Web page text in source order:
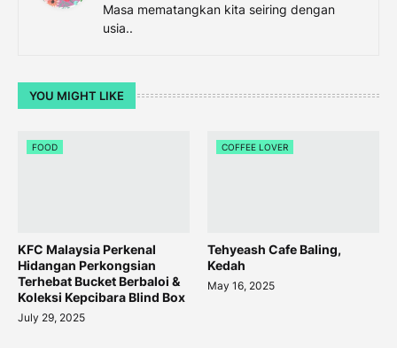
Masa mematangkan kita seiring dengan
usia..
YOU MIGHT LIKE
FOOD
KFC Malaysia Perkenal
Hidangan Perkongsian
Terhebat Bucket Berbaloi &
Koleksi Kepcibara Blind Box
July 29, 2025
COFFEE LOVER
Tehyeash Cafe Baling,
Kedah
May 16, 2025